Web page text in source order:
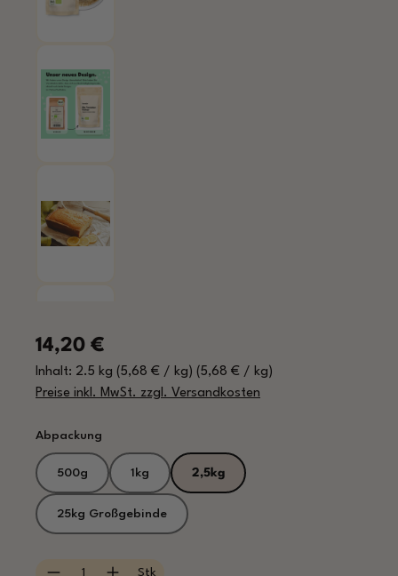
Regulärer Preis:
14,20 €
Inhalt: 2.5 kg (5,68 € / kg) (5,68 € / kg)
Preise inkl. MwSt. zzgl. Versandkosten
Abpackung
500g 1kg 2,5kg
25kg Großgebinde
Produkt Anzahl: Gib den gewünschten
Stk